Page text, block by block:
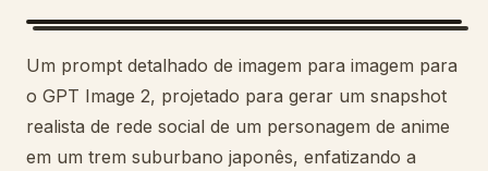
Habilidades
Prompts
Preços
Um prompt detalhado de imagem para imagem para
o GPT Image 2, projetado para gerar um snapshot
realista de rede social de um personagem de anime
em um trem suburbano japonês, enfatizando a